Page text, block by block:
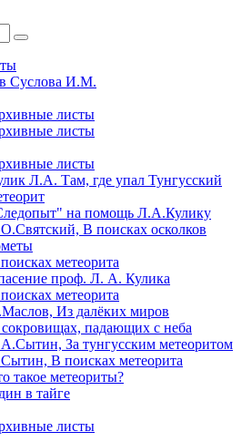
Суслова И.М.
листы
листы
листы
Л.А. Там, где упал Тунгусский
на помощь Л.А.Кулику
В поисках осколков
метеорита
проф. Л. А. Кулика
метеорита
Из далёких миров
падающих с неба
За тунгусским метеоритом
В поисках метеорита
такое метеориты?
в тайге
листы